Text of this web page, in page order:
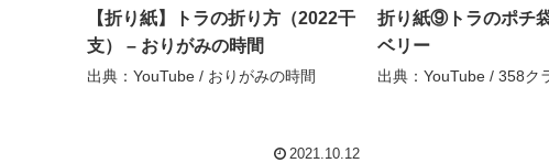
【折り紙】トラの折り方（2022干
支） – おりがみの時間
出典：YouTube / おりがみの時間
2021.10.12
折り紙⑨トラのポチ
ベリー
出典：YouTube / 358ク